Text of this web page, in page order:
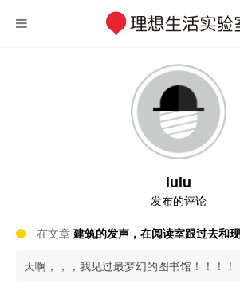
lulu
发布的评论
在文章 建筑的发声，在阅读室跟过去和
天啊，，，我见过最梦幻的图书馆！！！！